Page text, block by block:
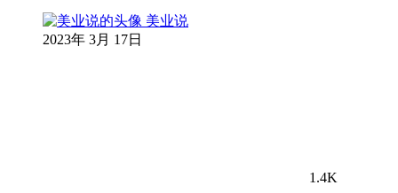
美业说
2023年 3月 17日
1.4K